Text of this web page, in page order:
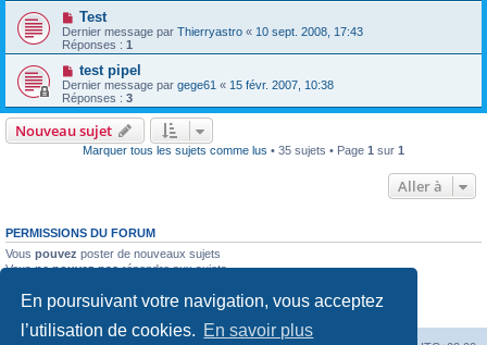
En poursuivant votre navigation, vous acceptez
l’utilisation de cookies. En savoir plus
Test
Dernier message par Thierryastro « 10 sept. 2008, 17:43
Réponses : 1
test pipel
Dernier message par gege61 « 15 févr. 2007, 10:38
Réponses : 3
Nouveau sujet
Marquer tous les sujets comme lus • 35 sujets • Page 1 sur 1
Aller à
PERMISSIONS DU FORUM
Vous pouvez poster de nouveaux sujets
Vousne pouvez pasrépondre aux sujets
Vousne pouvez passupprimer vos messages
ne pouvez pas joindre des fichiers